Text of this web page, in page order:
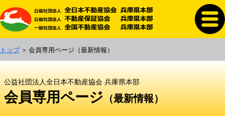
トップ 会員専用ページ （最新情報）
公益社団法人全日本不動産協会 兵庫県本部
会員専用ページ （最新情報）